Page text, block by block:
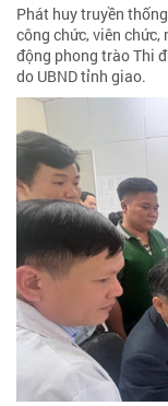
Phát huy truyền
công chức, viên
động phong trào Thi
do UBND tỉnh giao.